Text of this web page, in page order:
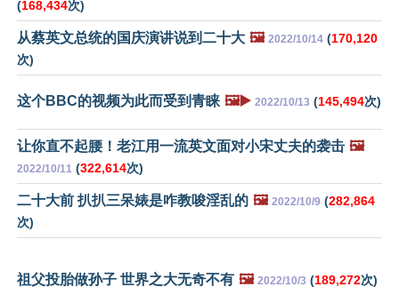
(168,434次)
从蔡英文总统的国庆演讲说到二十大 🖼️ 2022/10/14 (170,120
次)
这个BBC的视频为此而受到青睐 🖼️▶️ 2022/10/13 (145,494次)
让你直不起腰！老江用一流英文面对小宋丈夫的袭击 🖼️
2022/10/11 (322,614次)
二十大前 扒扒三呆婊是咋教唆淫乱的 🖼️ 2022/10/9 (282,864
次)
祖父投胎做孙子 世界之大无奇不有 🖼️ 2022/10/3 (189,272次)